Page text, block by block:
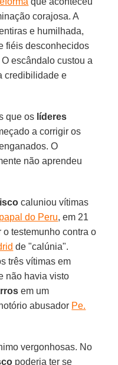
corajosa. A
e humilhada,
fiéis desconhecidos
escândalo custou a
credibilidade e
que os líderes
a corrigir os
O
não aprendeu
caluniou vítimas
do Peru, em 21
testemunho contra o
de "calúnia".
três vítimas em
não havia visto
em um
abusador Pe.
vergonhosas. No
poderia ter se